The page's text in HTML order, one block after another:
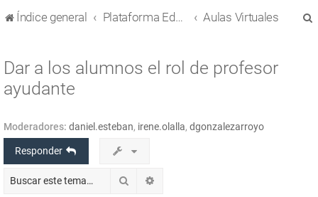
Índice general Plataforma Educativa EducaMadrid Aulas Virtuales
Dar a los alumnos el rol de profesor
ayudante
Moderadores: daniel.esteban, irene.olalla, dgonzalezarroyo
Responder
Buscar